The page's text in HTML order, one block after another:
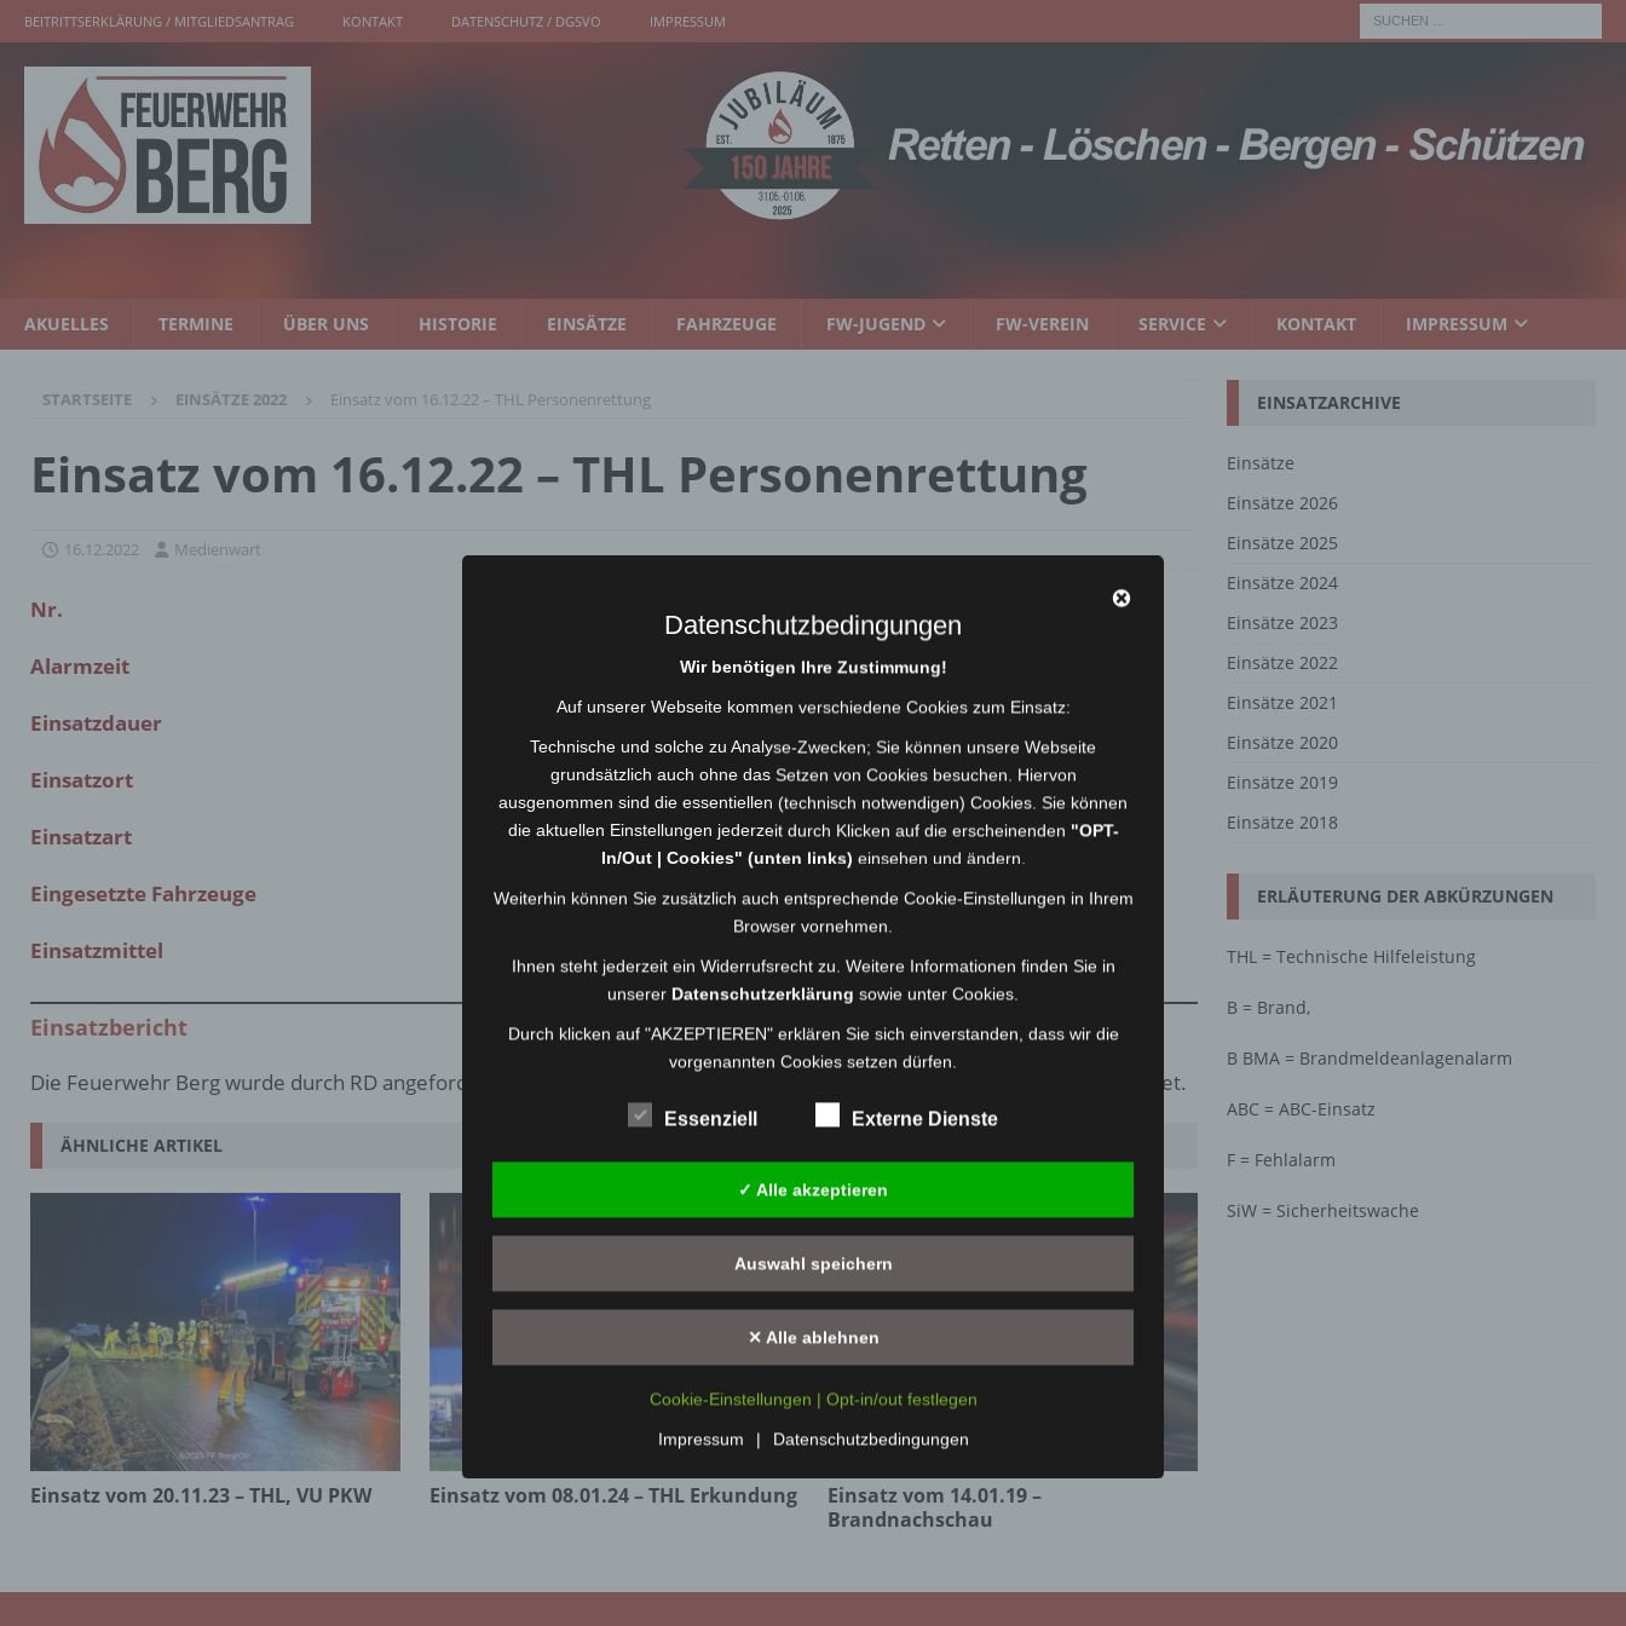
BEITRITTSERKLÄRUNG / MITGLIEDSANTRAG KONTAKT DATENSCHUTZ / DGSVO IMPRESSUM
AKUELLES TERMINE ÜBER UNS HISTORIE EINSÄTZE FAHRZEUGE FW-JUGEND FW-VEREIN SERVICE KONTAKT IMPRESSUM
STARTSEITE EINSÄTZE 2022 Einsatz vom 16.12.22 – THL Personenrettung
Einsatz vom 16.12.22 – THL Personenrettung
16.12.2022 Medienwart
Nr.
Alarmzeit
Einsatzdauer
Einsatzort
Einsatzart
Eingesetzte Fahrzeuge
Einsatzmittel
11.18 Uhr
Südstr., Berg
THL Tragehilfe | Tragehilfe
MTW
Einsatzbericht
Die Feuerwehr Berg wurde durch RD angefordert. Anforderung zur Tragehilfe. Person aus Keller mittels RD-Trage gerettet.
ÄHNLICHE ARTIKEL
Einsatz vom 20.11.23 – THL, VU PKW Einsatz vom 08.01.24 – THL Erkundung
Einsatz vom 14.01.19 –
Brandnachschau
EINSATZARCHIVE
Einsätze
Einsätze 2026
Einsätze 2025
Einsätze 2024
Einsätze 2023
Einsätze 2022
Einsätze 2021
Einsätze 2020
Einsätze 2019
Einsätze 2018
ERLÄUTERUNG DER ABKÜRZUNGEN
THL = Technische Hilfeleistung
B = Brand,
B BMA = Brandmeldeanlagenalarm
ABC = ABC-Einsatz
F = Fehlalarm
SiW = Sicherheitswache
Datenschutzbedingungen
Wir benötigen Ihre Zustimmung!
Auf unserer Webseite kommen verschiedene Cookies zum Einsatz:
Technische und solche zu Analyse-Zwecken; Sie können unsere Webseite
grundsätzlich auch ohne das Setzen von Cookies besuchen. Hiervon
ausgenommen sind die essentiellen (technisch notwendigen) Cookies. Sie können
die aktuellen Einstellungen jederzeit durch Klicken auf die erscheinenden "OPT-
In/Out | Cookies" (unten links) einsehen und ändern.
Weiterhin können Sie zusätzlich auch entsprechende Cookie-Einstellungen in Ihrem
Browser vornehmen.
Ihnen steht jederzeit ein Widerrufsrecht zu. Weitere Informationen finden Sie in
unserer Datenschutzerklärung sowie unter Cookies.
Durch klicken auf "AKZEPTIEREN" erklären Sie sich einverstanden, dass wir die
vorgenannten Cookies setzen dürfen.
Essenziell Externe Dienste
✓ Alle akzeptieren
Auswahl speichern
✕ Alle ablehnen
Cookie-Einstellungen | Opt-in/out festlegen
Impressum | Datenschutzbedingungen